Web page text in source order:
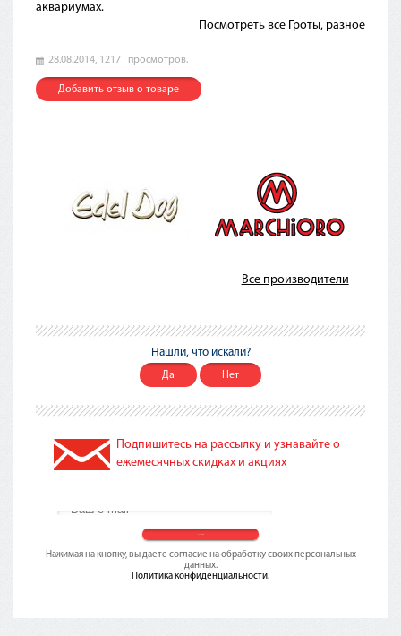
аквариумах.
Посмотреть все Гроты, разное
28.08.2014, 1217 просмотров.
Добавить отзыв о товаре
Все производители
Нашли, что искали?
Да Нет
Подпишитесь на рассылку и узнавайте о
ежемесячных скидках и акциях
Нажимая на кнопку, вы даете согласие на обработку своих персональных
данных.
Политика конфиденциальности.